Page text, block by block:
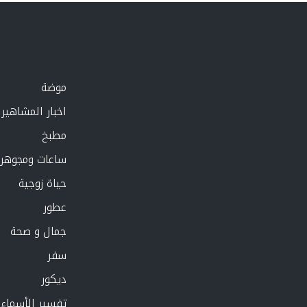
موضة
اخبار المشاهير
مطبخ
ساعات
حياة زوجية
عطور
جمال و صحة
سفر
ديكور